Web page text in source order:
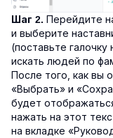
Шаг 2. Перейдите
и выберите
(поставьте
искать людей по
После того, как вы
«Выбрать» и
будет
нажать на этот
на вкладке